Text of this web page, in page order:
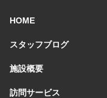
HOME
スタッフブログ
施設概要
訪問サービス